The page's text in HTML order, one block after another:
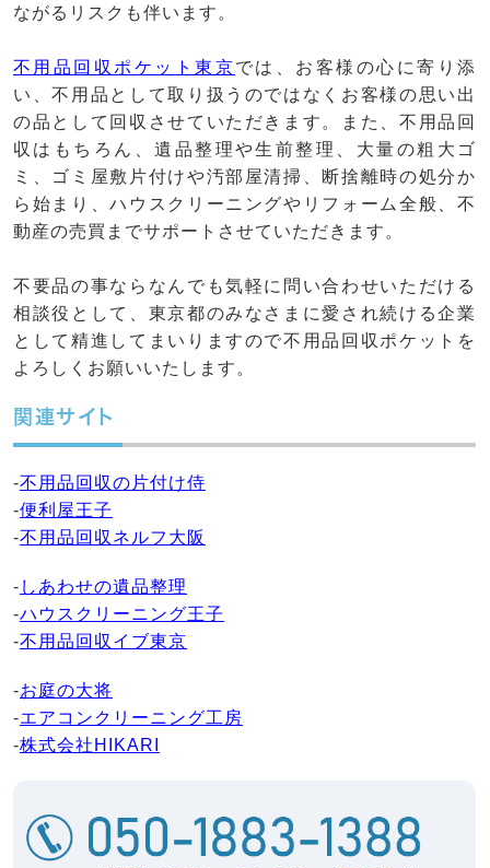
ながるリスクも伴います。
不用品回収ポケット東京では、お客様の心に寄り添
い、不用品として取り扱うのではなくお客様の思い出
の品として回収させていただきます。また、不用品回
収はもちろん、遺品整理や生前整理、大量の粗大ゴ
ミ、ゴミ屋敷片付けや汚部屋清掃、断捨離時の処分か
ら始まり、ハウスクリーニングやリフォーム全般、不
動産の売買までサポートさせていただきます。
不要品の事ならなんでも気軽に問い合わせいただける
相談役として、東京都のみなさまに愛され続ける企業
として精進してまいりますので不用品回収ポケットを
よろしくお願いいたします。
関連サイト
-不用品回収の片付け侍
-便利屋王子
-不用品回収ネルフ大阪
- しあわせの遺品整理
-ハウスクリーニング王子
-不用品回収イブ東京
-お庭の大将
-エアコンクリーニング工房
-株式会社HIKARI